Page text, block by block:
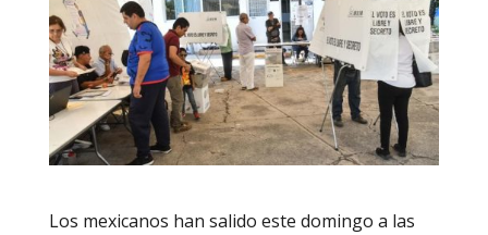
Los mexicanos han salido este domingo a las